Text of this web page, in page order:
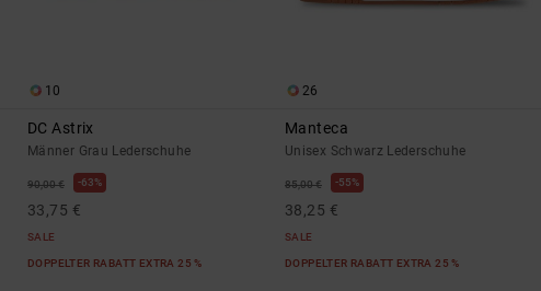
10
DC Astrix
Männer Grau Lederschuhe
90,00 € 63%
33,75 €
SALE
DOPPELTER RABATT EXTRA 25 %
26
Manteca
Unisex Schwarz Lederschuhe
85,00 € 55%
38,25 €
SALE
DOPPELTER RABATT EXTRA 25 %